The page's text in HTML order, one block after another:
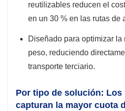
reutilizables reducen el
en un 30 % en las rutas de
Diseñado para optimizar
peso, reduciendo
transporte terciario.
Por tipo de solución:
capturan la mayor cuota